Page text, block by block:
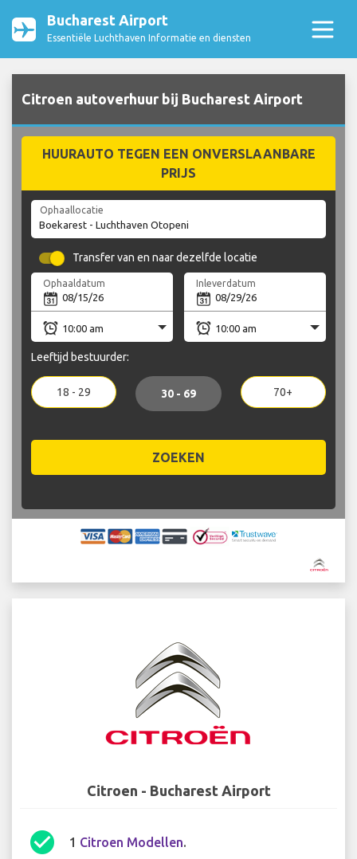
Bucharest Airport
Essentiële Luchthaven Informatie en diensten
Citroen autoverhuur bij Bucharest Airport
HUURAUTO TEGEN EEN ONVERSLAANBARE
PRIJS
Ophaallocatie
Transfer van en naar dezelfde locatie
Ophaaldatum Inleverdatum
Leeftijd bestuurder:
18 - 29 30 - 69 70+
ZOEKEN
Citroen - Bucharest Airport
check_circle 1 Citroen Modellen.